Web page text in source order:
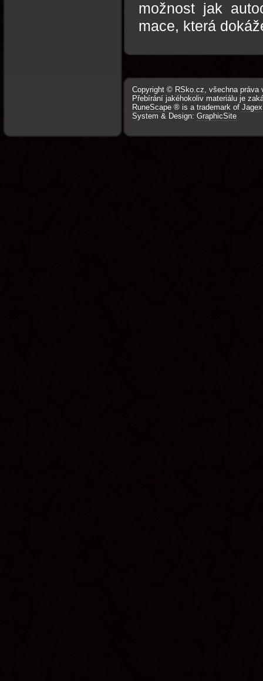
možnost jak
mace, která
Copyright © RSko.cz, všechna práva
Přebírání jakéhokoliv materiálu je
RuneScape® is a trademark of Jagex
System & Design: GraphicSite